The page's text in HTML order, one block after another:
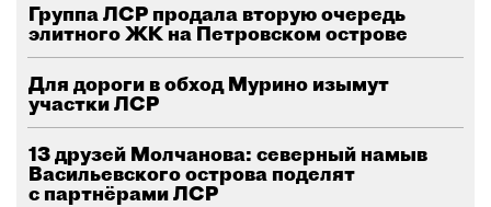
Группа ЛСР продала вторую очередь
элитного ЖК на Петровском острове
Для дороги в обход Мурино изымут
участки ЛСР
13 друзей Молчанова: северный намыв
Васильевского острова поделят
с партнёрами ЛСР